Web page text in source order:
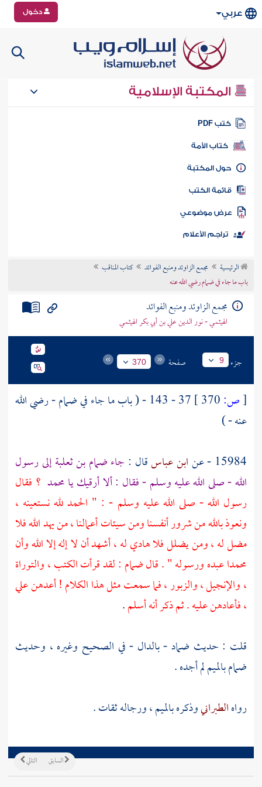
عربي دخول
المكتبة الإسلامية
كتب PDF
كتاب الأمة
المكتبة
الكتب
موضوعي
تراجم الأعلام
الرئيسية مجمع الزاوئد ومنبع الفوائد
كتاب المناقب
باب ما جاء في ضمام رضي الله عنه
مجمع الزاوئد ومنبع الفوائد
الهيثمي - نور الدين علي بن أبي بكر الهيثمي
جزء 9 صفحة 370
[ص:
37 - 143 - ( باب ما جاء في ضمام - رضي الله
عنه - )
15984 - عن
ابن عباسقال : جاءضمام بن ثعلبةإلى رسول
الله - صلى الله عليه وسلم - فقال : ألا أرقيك يامحمد ؟ فقال
رسول الله - صلى الله عليه وسلم - : " الحمد لله نستعينه ،
ونعوذ بالله من شرور أنفسنا ومن سيئات أعمالنا ، من يهد الله فلا
مضل له ، ومن يضلل فلا هادي له ، أشهد أن لا إله إلا الله وأن
محمداعبده ورسوله " . قالضمام : لقد قرأت الكتب ، والتوراة
، والإنجيل ، والزبور ، فما سمعت مثل هذا الكلام ! أعدهن علي
، فأعادهن عليه . ثم ذكر أنه أسلم.
قلت : حديث ضماد- بالدال - في الصحيح وغيره ، وحديث
ضمامبالميم لم أجده .
رواهالطبرانيوذكره بالميم ، ورجاله ثقات .
التالي السابق